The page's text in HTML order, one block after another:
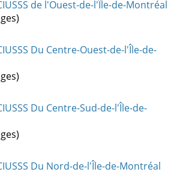
de l'Ouest-de-l'Île-de-Montréal
Du Centre-Ouest-de-l'Île-de-
Du Centre-Sud-de-l'Île-de-
Du Nord-de-l'Île-de-Montréal